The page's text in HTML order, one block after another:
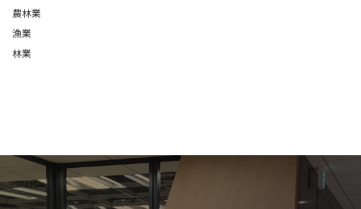
農林業
漁業
林業